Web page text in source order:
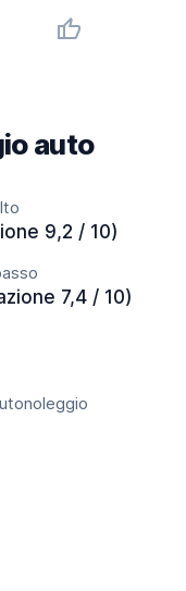
auto
9,2 / 10)
7,4 / 10)